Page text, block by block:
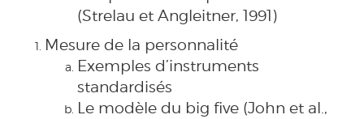
(Strelau et Angleitner, 1991)
Mesure de la personnalité
Exemples d’instruments
standardisés
Le modèle du big five (John et al.,